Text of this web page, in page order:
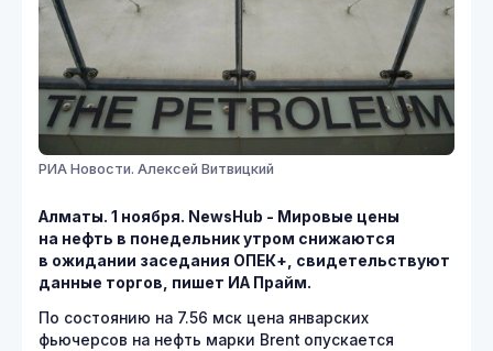
РИА Новости. Алексей Витвицкий
Алматы. 1 ноября. NewsHub - Мировые цены
на нефть в понедельник утром снижаются
в ожидании заседания ОПЕК+, свидетельствуют
данные торгов, пишет ИА Прайм.
По состоянию на 7.56 мск цена январских
фьючерсов на нефть марки Brent опускается